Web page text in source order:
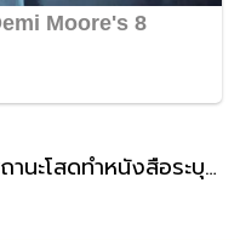
ประกันสังคม แนะผู้ประกันตนที่สถานะโสดทำหนังสือระบุผู้รับเงินสงเคราะห์ กรณีตายล่วงหน้า